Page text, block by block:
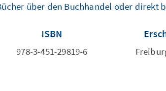
über den Buchhandel oder direkt
ISBN
978-3-451-29819-6